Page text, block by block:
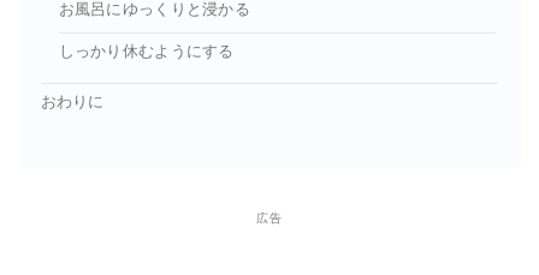
お風呂にゆっくりと浸かる
しっかり休むようにする
おわりに
広告